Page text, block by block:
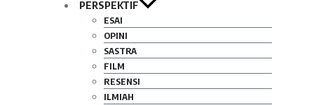
PERSPEKTIF
ESAI
OPINI
SASTRA
FILM
RESENSI
ILMIAH